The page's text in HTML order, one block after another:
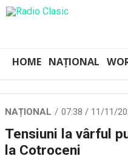
HOME NAȚIONAL
NAȚIONAL 07:38 / 11/11/
Tensiuni la vârful
la Cotroceni